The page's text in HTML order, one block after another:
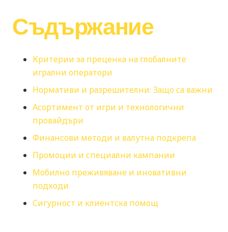
Съдържание
Критерии за преценка на глобалните
игрални оператори
Нормативи и разрешителни: Защо са важни
Асортимент от игри и технологични
провайдъри
Финансови методи и валутна подкрепа
Промоции и специални кампании
Мобилно преживяване и иновативни
подходи
Сигурност и клиентска помощ